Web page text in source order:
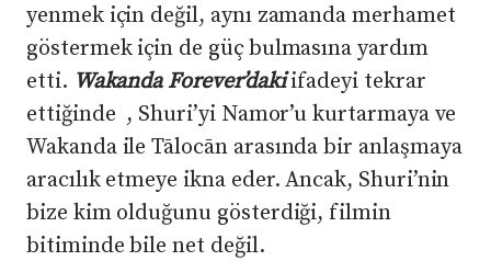
yenmek için değil, aynı zamanda merhamet
göstermek için de güç bulmasına yardım
etti. Wakanda Forever’dakiifadeyi tekrar
ettiğinde , Shuri’yi Namor’u kurtarmaya ve
Wakanda ile Tālocān arasında bir anlaşmaya
aracılık etmeye ikna eder. Ancak, Shuri’nin
bize kim olduğunu gösterdiği, filmin
bitiminde bile net değil.